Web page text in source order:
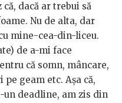
dacă ar trebui să
Nu de alta, dar
mine-cea-din-liceu.
de a-mi face
că somn, mâncare,
geam etc. Așa că,
deadline, am zis din